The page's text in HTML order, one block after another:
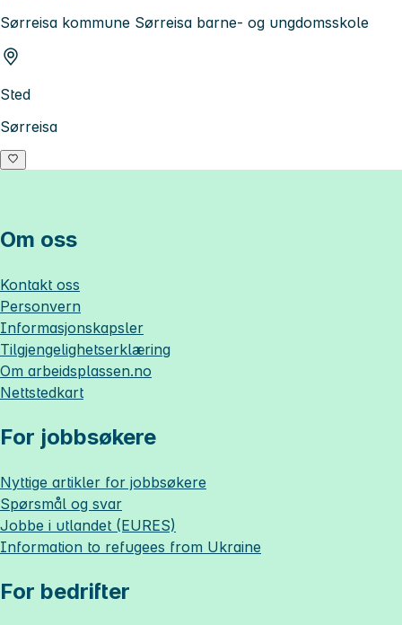
Sørreisa kommune Sørreisa barne- og ungdomsskole
Sted
Sørreisa
Om oss
Kontakt oss
Personvern
Informasjonskapsler
Tilgjengelighetserklæring
Om arbeidsplassen.no
Nettstedkart
For jobbsøkere
Nyttige artikler for jobbsøkere
Spørsmål og svar
Jobbe i utlandet (EURES)
Information to refugees from Ukraine
For bedrifter